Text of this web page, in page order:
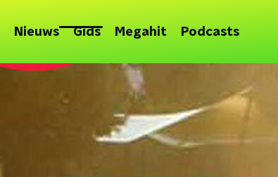
Nieuws Gids Megahit Podcasts